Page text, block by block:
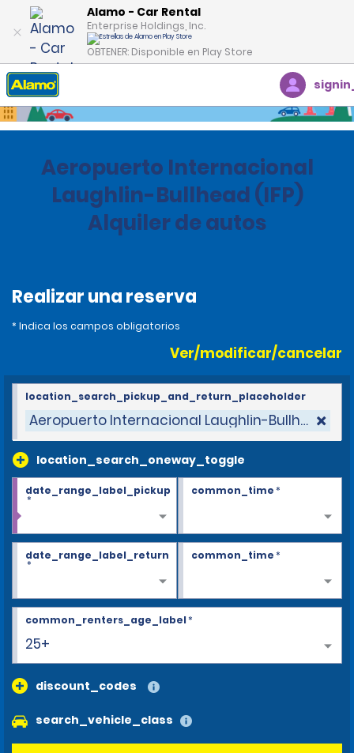
Alamo - Car Rental
Enterprise Holdings, Inc.
OBTENER: Disponible en Play Store
Inicio Oficinas
Aeropuerto Internacional
Laughlin-Bullhead (IFP)
Alquiler de autos
Realizar una reserva
* Indica los campos obligatorios
Ver/modificar/cancelar
Aeropuerto Internacional Laughlin-Bullhead
location_search_oneway_toggle
location_search_pickup_and_return_placeholder
date_range_label_pickup
*
common_time*
date_range_label_return
*
common_time*
25+
common_renters_age_label*
discount_codes
search_vehicle_class